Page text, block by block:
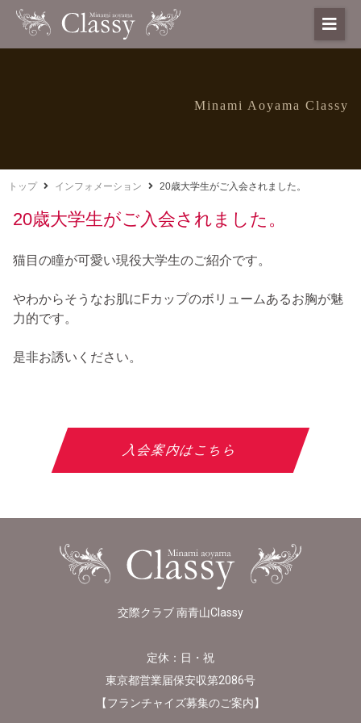
Minami Aoyama Classy
トップ インフォメーション 20歳大学生がご入会されました。
20歳大学生がご入会されました。
猫目の瞳が可愛い現役大学生のご紹介です。
やわからそうなお肌にFカップのボリュームあるお胸が魅
力的です。
是非お誘いください。
入会案内はこちら
交際クラブ 南青山Classy
定休：日・祝
東京都営業届保安収第2086号
【フランチャイズ募集のご案内】